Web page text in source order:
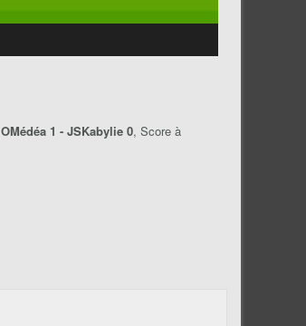
OMédéa 1 - JSKabylie 0, Score à